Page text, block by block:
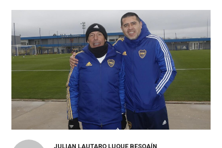
JULIAN LAUTARO LUQUE BESOAÍN